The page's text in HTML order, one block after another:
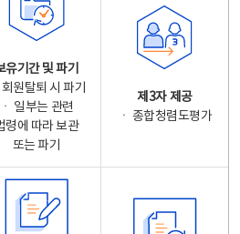
유기간 및 파기
회원탈퇴 시 파기
ㆍ 일부는 관련
령에 따라 보관
또는 파기
제3자 제공
ㆍ 종합청렴도평가